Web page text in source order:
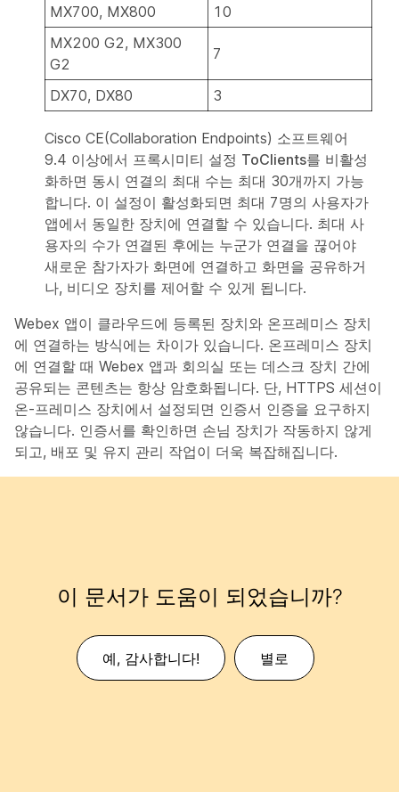
MX700, MX800
10
MX200 G2, MX300
G2
7
DX70, DX80 3
Cisco CE(Collaboration Endpoints) 소프트웨어
9.4 이상에서 프록시미티 설정 ToClients를 비활성
화하면 동시 연결의 최대 수는 최대 30개까지 가능
합니다. 이 설정이 활성화되면 최대 7명의 사용자가
앱에서 동일한 장치에 연결할 수 있습니다. 최대 사
용자의 수가 연결된 후에는 누군가 연결을 끊어야
새로운 참가자가 화면에 연결하고 화면을 공유하거
나, 비디오 장치를 제어할 수 있게 됩니다.
Webex 앱이 클라우드에 등록된 장치와 온프레미스 장치
에 연결하는 방식에는 차이가 있습니다. 온프레미스 장치
에 연결할 때 Webex 앱과 회의실 또는 데스크 장치 간에
공유되는 콘텐츠는 항상 암호화됩니다. 단, HTTPS 세션이
온-프레미스 장치에서 설정되면 인증서 인증을 요구하지
않습니다. 인증서를 확인하면 손님 장치가 작동하지 않게
되고, 배포 및 유지 관리 작업이 더욱 복잡해집니다.
이 문서가 도움이 되었습니까?
예, 감사합니다! 별로